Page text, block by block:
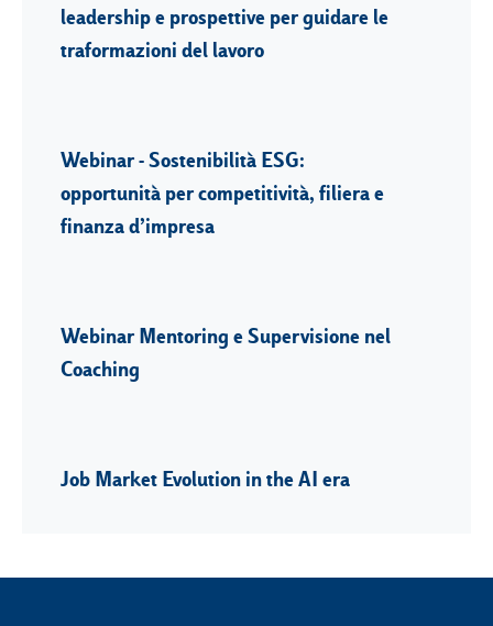
leadership e prospettive per guidare le
traformazioni del lavoro
Webinar - Sostenibilità ESG:
opportunità per competitività, filiera e
finanza d’impresa
Webinar Mentoring e Supervisione nel
Coaching
Job Market Evolution in the AI era